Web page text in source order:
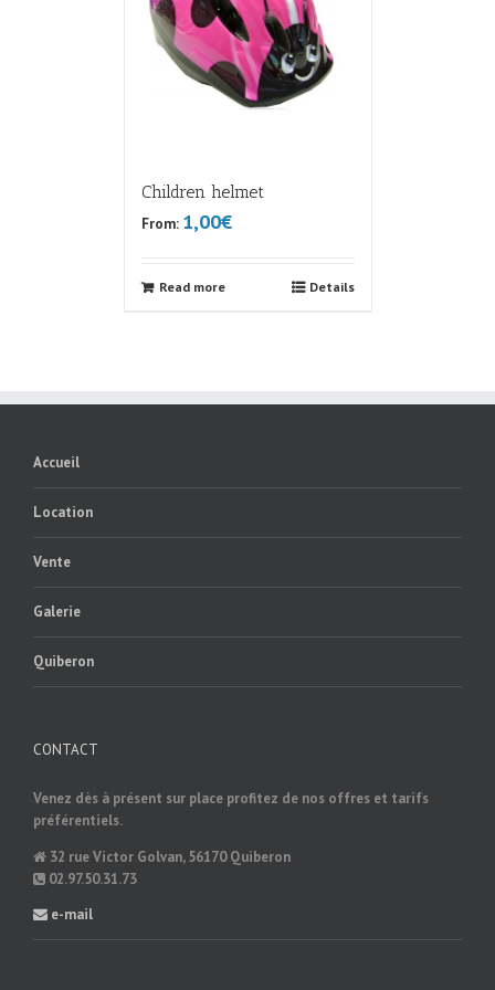
Children helmet
From: 1,00€
Read more Details
Accueil
Location
Vente
Galerie
Quiberon
CONTACT
Venez dès à présent sur place profitez de nos offres et tarifs
préférentiels.
32 rue Victor Golvan, 56170 Quiberon
02.97.50.31.73
e-mail